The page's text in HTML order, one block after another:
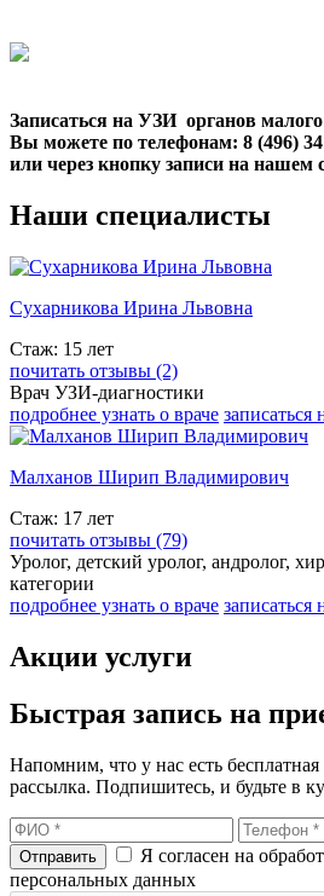
Записаться на УЗИ органов
Вы можете по телефонам: 8 (496)
или через кнопку записи на нашем
Наши специалисты
Сухарникова Ирина Львовна
Стаж: 15 лет
почитать отзывы (2)
Врач УЗИ-диагностики
подробнее узнать о враче записаться
Малханов Ширип Владимирович
Стаж: 17 лет
почитать отзывы (79)
Уролог, детский уролог, андролог,
категории
подробнее узнать о враче записаться
Акции услуги
Быстрая запись на
Напомним, что у нас есть
рассылка. Подпишитесь, и будьте в
Я согласен на
персональных данных